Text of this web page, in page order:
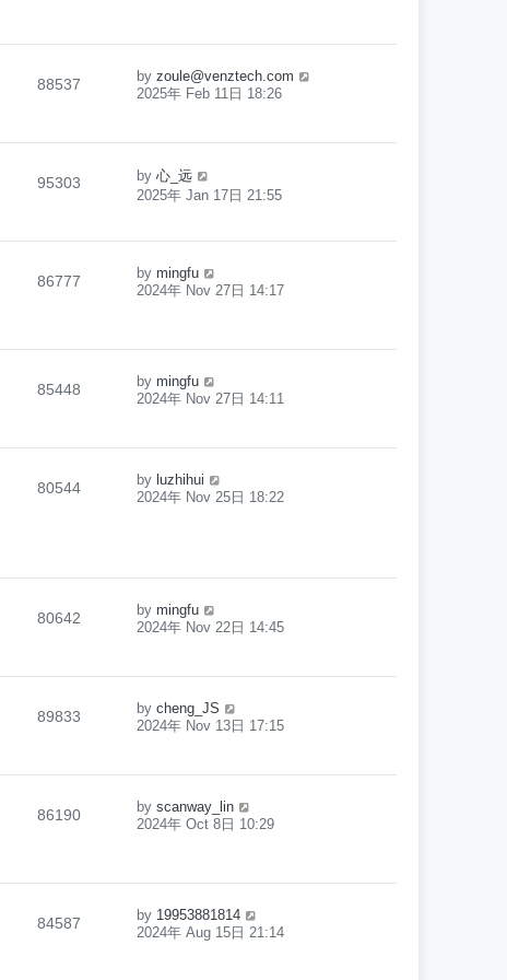
88537 by zoule@venztech.com
2025年 Feb 11日 18:26
95303 by 心_远
2025年 Jan 17日 21:55
86777 by mingfu
2024年 Nov 27日 14:17
85448 by mingfu
2024年 Nov 27日 14:11
80544 by luzhihui
2024年 Nov 25日 18:22
80642 by mingfu
2024年 Nov 22日 14:45
89833 by cheng_JS
2024年 Nov 13日 17:15
86190 by scanway_lin
2024年 Oct 8日 10:29
84587 by 19953881814
2024年 Aug 15日 21:14